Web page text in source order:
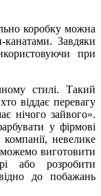
коробку можна
Завдяки
при
стилі. Такий
віддає перевагу
нічого зайвого».
у фірмові
невелике
виготовити
або розробити
до побажань